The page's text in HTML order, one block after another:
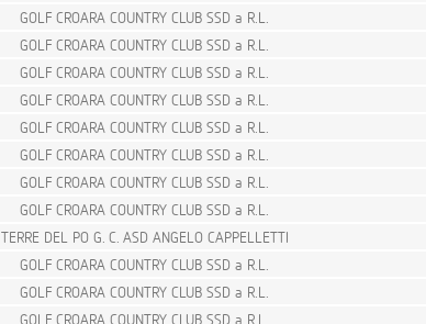
GOLF CROARA COUNTRY CLUB SSD a R.L.
GOLF CROARA COUNTRY CLUB SSD a R.L.
GOLF CROARA COUNTRY CLUB SSD a R.L.
GOLF CROARA COUNTRY CLUB SSD a R.L.
GOLF CROARA COUNTRY CLUB SSD a R.L.
GOLF CROARA COUNTRY CLUB SSD a R.L.
GOLF CROARA COUNTRY CLUB SSD a R.L.
GOLF CROARA COUNTRY CLUB SSD a R.L.
TERRE DEL PO G. C. ASD ANGELO CAPPELLETTI
GOLF CROARA COUNTRY CLUB SSD a R.L.
GOLF CROARA COUNTRY CLUB SSD a R.L.
GOLF CROARA COUNTRY CLUB SSD a R.L.